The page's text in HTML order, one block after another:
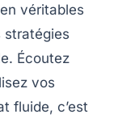
véritables
stratégies
Écoutez
vos
fluide, c’est